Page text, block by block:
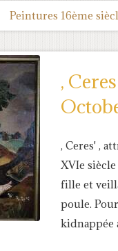
Peintures 16ème
,
, Ceres' ,
XVIe
fille et
poule.
kidnappée